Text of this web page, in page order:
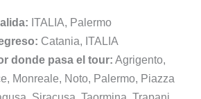
ITALIA, Palermo
Catania, ITALIA
donde pasa el tour: Agrigento,
Monreale, Noto, Palermo, Piazza